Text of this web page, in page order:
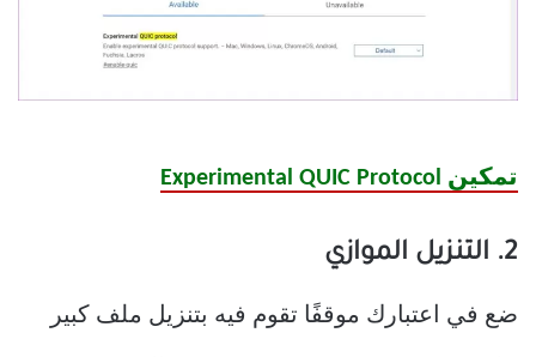
تمكين Experimental QUIC Protocol
2. التنزيل الموازي
ضع في اعتبارك موقفًا تقوم فيه بتنزيل ملف كبير